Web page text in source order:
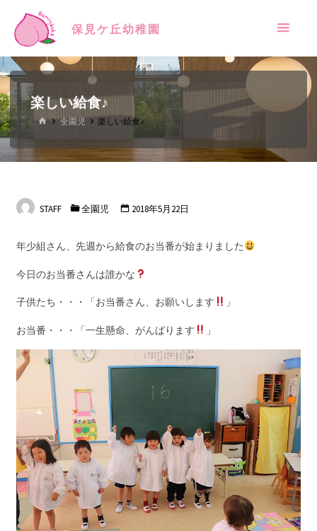
保見ケ丘幼稚園
楽しい給食♪
全園児 楽しい給食♪
STAFF 全園児 2018年5月22日
年少組さん、先週から給食のお当番が始まりました
今日のお当番さんは誰かな
子供たち・・・「お当番さん、お願いします 」
お当番・・・「一生懸命、がんばります 」